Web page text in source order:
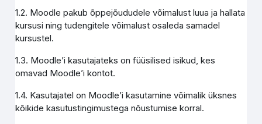
1.2. Moodle pakub õppejõududele võimalust luua ja hallata
kursusi ning tudengitele võimalust osaleda samadel
kursustel.
1.3. Moodle’i kasutajateks on füüsilised isikud, kes
omavad Moodle’i kontot.
1.4. Kasutajatel on Moodle’i kasutamine võimalik üksnes
kõikide kasutustingimustega nõustumise korral.